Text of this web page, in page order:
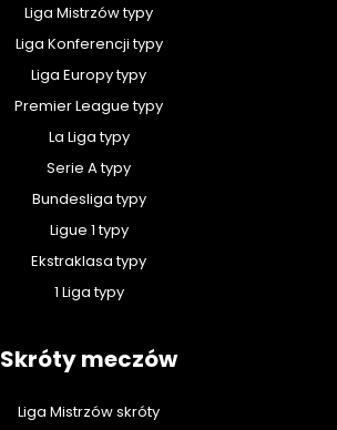
Liga Mistrzów typy
Liga Konferencji typy
Liga Europy typy
Premier League typy
La Liga typy
Serie A typy
Bundesliga typy
Ligue 1 typy
Ekstraklasa typy
1 Liga typy
Skróty meczów
Liga Mistrzów skróty